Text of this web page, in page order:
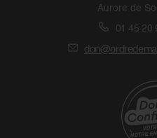
Aurore de
01 45 20